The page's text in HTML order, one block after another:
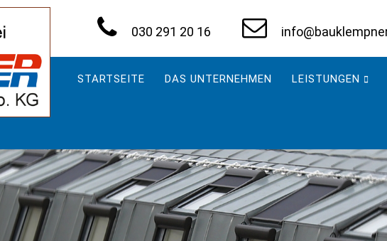
030 291 20 16
überspringen
STARTSEITE DAS UNTERNEHMEN LEISTUNGEN